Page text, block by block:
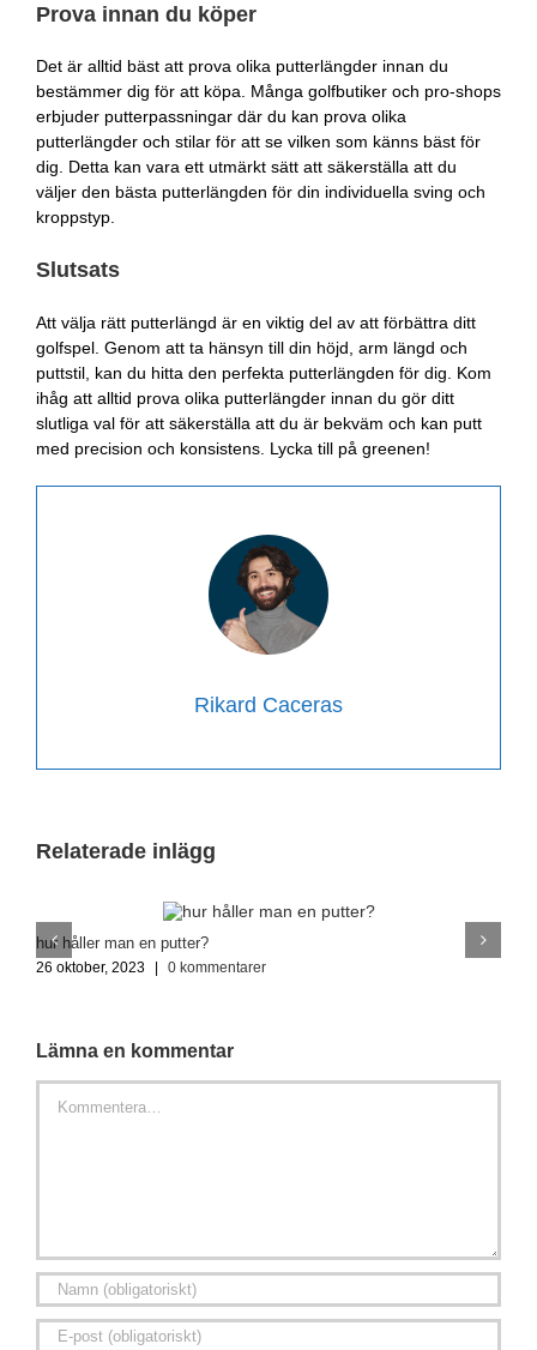
Prova innan du köper
Det är alltid bäst att prova olika putterlängder innan du
bestämmer dig för att köpa. Många golfbutiker och pro-shops
erbjuder putterpassningar där du kan prova olika
putterlängder och stilar för att se vilken som känns bäst för
dig. Detta kan vara ett utmärkt sätt att säkerställa att du
väljer den bästa putterlängden för din individuella sving och
kroppstyp.
Slutsats
Att välja rätt putterlängd är en viktig del av att förbättra ditt
golfspel. Genom att ta hänsyn till din höjd, arm längd och
puttstil, kan du hitta den perfekta putterlängden för dig. Kom
ihåg att alltid prova olika putterlängder innan du gör ditt
slutliga val för att säkerställa att du är bekväm och kan putt
med precision och konsistens. Lycka till på greenen!
Rikard Caceras
Relaterade inlägg
hur håller man en putter?
26 oktober, 2023 | 0 kommentarer
Lämna en kommentar